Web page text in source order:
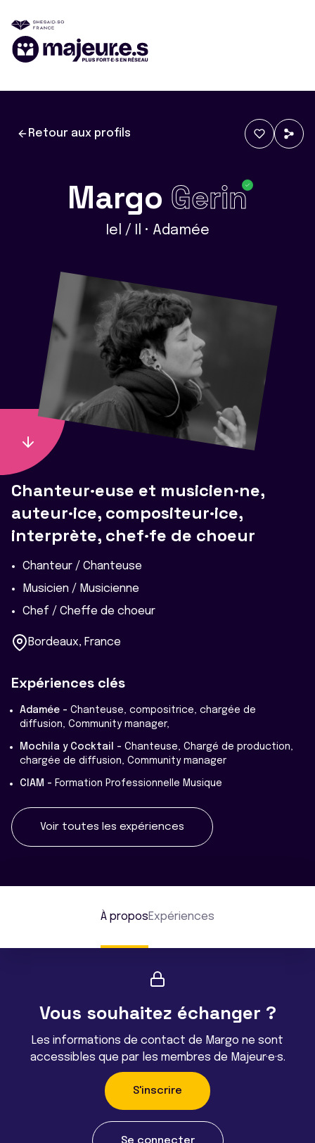
Retour aux profils
Margo Gerin
Iel / Il • Adamée
Chanteur·euse et musicien·ne,
auteur·ice, compositeur·ice,
interprète, chef·fe de choeur
Chanteur / Chanteuse
Musicien / Musicienne
Chef / Cheffe de choeur
Bordeaux, France
Expériences clés
Adamée - Chanteuse, compositrice, chargée de
diffusion, Community manager,
Mochila y Cocktail - Chanteuse, Chargé de production,
chargée de diffusion, Community manager
CIAM - Formation Professionnelle Musique
Voir toutes les expériences
À proposExpériences
Vous souhaitez échanger ?
Les informations de contact de Margo ne sont
accessibles que par les membres de Majeur·e·s.
S'inscrire